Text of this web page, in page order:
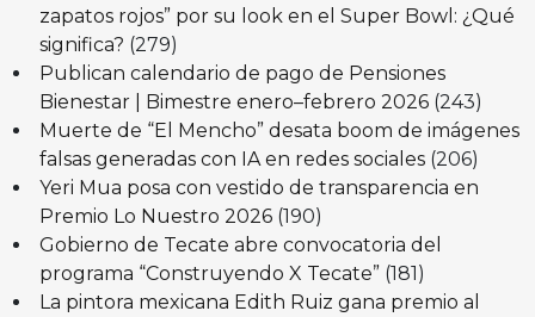
zapatos rojos” por su look en el Super Bowl: ¿Qué
significa? (279)
Publican calendario de pago de Pensiones
Bienestar | Bimestre enero–febrero 2026 (243)
Muerte de “El Mencho” desata boom de imágenes
falsas generadas con IA en redes sociales (206)
Yeri Mua posa con vestido de transparencia en
Premio Lo Nuestro 2026 (190)
Gobierno de Tecate abre convocatoria del
programa “Construyendo X Tecate” (181)
La pintora mexicana Edith Ruiz gana premio al